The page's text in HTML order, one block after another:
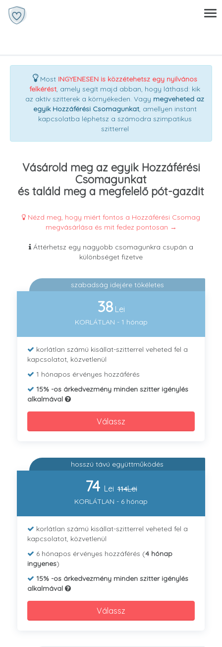
Most INGYENESEN is közzétehetsz egy nyilvános
felkérést, amely segít majd abban, hogy láthasd: kik
az aktív szitterek a környékeden. Vagy megveheted az
egyik Hozzáférési Csomagunkat, amellyen instant
kapcsolatba léphetsz a számodra szimpatikus
szitterrel
Vásárold meg az egyik Hozzáférési
Csomagunkat
és találd meg a megfelelő pót-gazdit
Nézd meg, hogy miért fontos a Hozzáférési Csomag
megvásárlása és mit fedez pontosan →
Áttérhetsz egy nagyobb csomagunkra csupán a
különbséget fizetve
szabadság idejére tökéletes
38 Lei
KORLÁTLAN - 1 hónap
korlátlan számú kisállat-szitterrel veheted fel a
kapcsolatot, közvetlenül
1 hónapos érvényes hozzáférés
15% -os árkedvezmény minden szitter igénylés
alkalmával
Válassz
hosszú távú együttműködés
74 Lei 114Lei
KORLÁTLAN - 6 hónap
korlátlan számú kisállat-szitterrel veheted fel a
kapcsolatot, közvetlenül
6 hónapos érvényes hozzáférés (4 hónap
ingyenes)
15% -os árkedvezmény minden szitter igénylés
alkalmával
Válassz